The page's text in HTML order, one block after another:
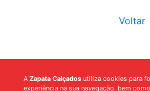
Voltar
A Zapata Calçados utiliza cookies para
experiência na sua navegação, bem